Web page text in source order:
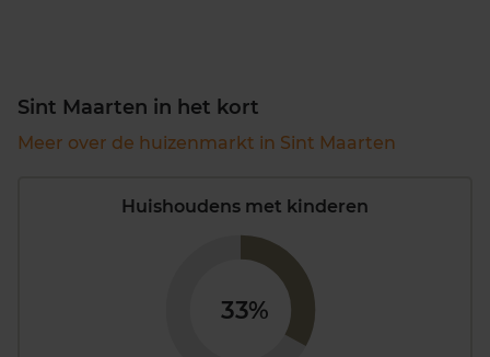
Sint Maarten in het kort
Meer over de huizenmarkt in Sint Maarten
Huishoudens met kinderen
33%